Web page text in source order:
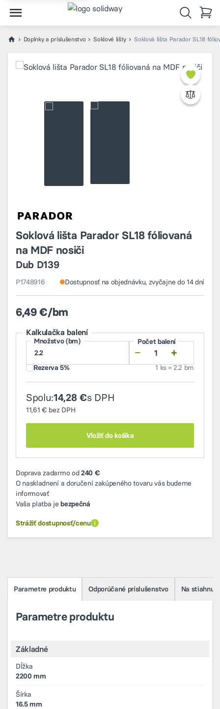
Doplnky a príslušenstvo Soklové lišty Soklová lišta Parador SL18
Soklová lišta Parador SL18 fóliovaná
na MDF nosiči
Dub D139
P1748916 Dostupnosť na objednávku, zvyčajne do 14 dní
6,49 €/bm
Kalkulačka balení
Množstvo (bm) Počet balení
− +
Rezerva 5% 1 ks = 2.2 bm
Spolu:14,28 €s DPH
11,61 € bez DPH
Vložiť do košíka
Doprava zadarmo od240 €
O naskladnení a doručení zakúpeného tovaru vás budeme
informovať
Vaša platba jebezpečná
Strážiť dostupnosť/cenu
Parametre produktu Odporúčané príslušenstvo Na
Parametre produktu
Základné
Dĺžka
2200 mm
Šírka
16.5 mm